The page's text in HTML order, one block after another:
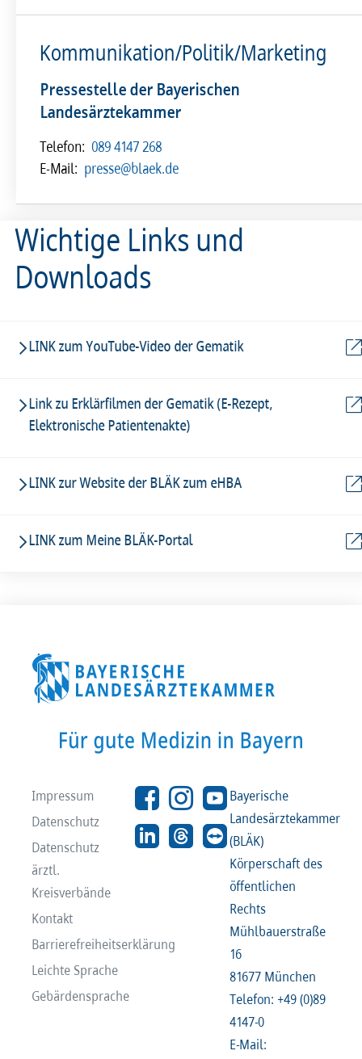
Kommunikation/Politik/Marketing
Pressestelle der Bayerischen
Landesärztekammer
Telefon: 089 4147 268
E-Mail: presse@blaek.de
Wichtige Links und
Downloads
LINK zum YouTube-Video der Gematik
Link zu Erklärfilmen der Gematik (E-Rezept,
Elektronische Patientenakte)
LINK zur Website der BLÄK zum eHBA
LINK zum Meine BLÄK-Portal
Impressum
Datenschutz
Datenschutz
ärztl.
Kreisverbände
Kontakt
Barrierefreiheitserklärung
Leichte Sprache
Gebärdensprache
Bayerische
Landesärztekammer
(BLÄK)
Körperschaft des
öffentlichen
Rechts
Mühlbauerstraße
16
81677 München
Telefon: +49 (0)89
4147-0
E-Mail: